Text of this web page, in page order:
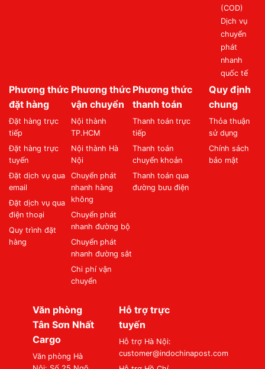
(COD)
Dịch vụ
chuyển
phát
nhanh
quốc tế
Phương thức
đặt hàng
Đặt hàng trực
tiếp
Đặt hàng trực
tuyến
Đặt dịch vụ qua
email
Đặt dịch vụ qua
điện thoại
Quy trình đặt
hàng
Phương thức
vận chuyển
Nội thành
TP.HCM
Nội thành Hà
Nội
Chuyển phát
nhanh hàng
không
Chuyển phát
nhanh đường bộ
Chuyển phát
nhanh đường sắt
Chi phí vận
chuyển
Phương thức
thanh toán
Thanh toán trực
tiếp
Thanh toán
chuyển khoản
Thanh toán qua
đường bưu điện
Quy định
chung
Thỏa thuận
sử dụng
Chính sách
bảo mật
Văn phòng
Tân Sơn Nhất
Cargo
Văn phòng Hà
Hỗ trợ trực
tuyến
Hỗ trợ Hà Nội:
customer@indochinapost.com